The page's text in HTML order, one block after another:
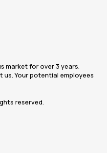
market for over 3 years.
us. Your potential employees
reserved.